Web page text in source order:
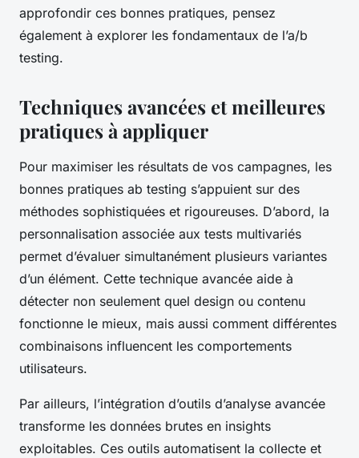
approfondir ces bonnes pratiques, pensez
également à explorer les fondamentaux de l’a/b
testing.
Techniques avancées et meilleures
pratiques à appliquer
Pour maximiser les résultats de vos campagnes, les
bonnes pratiques ab testing s’appuient sur des
méthodes sophistiquées et rigoureuses. D’abord, la
personnalisation associée aux tests multivariés
permet d’évaluer simultanément plusieurs variantes
d’un élément. Cette technique avancée aide à
détecter non seulement quel design ou contenu
fonctionne le mieux, mais aussi comment différentes
combinaisons influencent les comportements
utilisateurs.
Par ailleurs, l’intégration d’outils d’analyse avancée
transforme les données brutes en insights
exploitables. Ces outils automatisent la collecte et